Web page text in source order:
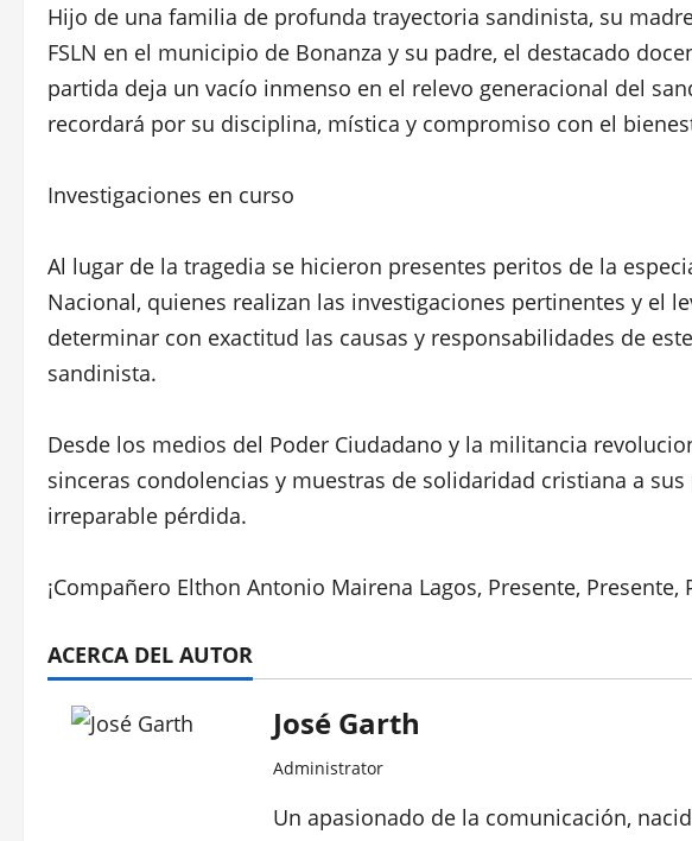
Hijo de una familia de profunda trayectoria sandinista, su
FSLN en el municipio de Bonanza y su padre, el destacado
partida deja un vacío inmenso en el relevo generacional del
recordará por su disciplina, mística y compromiso con el
Investigaciones en curso
Al lugar de la tragedia se hicieron presentes peritos de la
Nacional, quienes realizan las investigaciones pertinentes y el
determinar con exactitud las causas y responsabilidades de
sandinista.
Desde los medios del Poder Ciudadano y la militancia
sinceras condolencias y muestras de solidaridad cristiana a
irreparable pérdida.
¡Compañero Elthon Antonio Mairena Lagos, Presente, Presente,
ACERCA DEL AUTOR
José Garth
Administrator
Un apasionado de la comunicación,